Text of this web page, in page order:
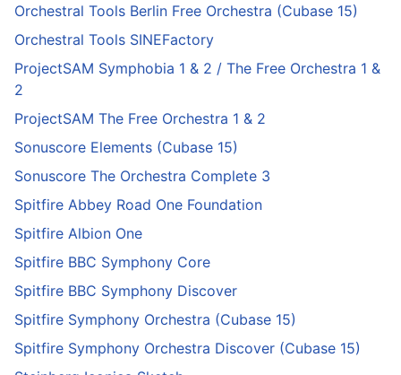
Orchestral Tools Berlin Free Orchestra (Cubase 15)
Orchestral Tools SINEFactory
ProjectSAM Symphobia 1 & 2 / The Free Orchestra 1 &
2
ProjectSAM The Free Orchestra 1 & 2
Sonuscore Elements (Cubase 15)
Sonuscore The Orchestra Complete 3
Spitfire Abbey Road One Foundation
Spitfire Albion One
Spitfire BBC Symphony Core
Spitfire BBC Symphony Discover
Spitfire Symphony Orchestra (Cubase 15)
Spitfire Symphony Orchestra Discover (Cubase 15)